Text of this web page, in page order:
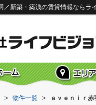
／新築・築浅の賃貸情報ならラ
> 物件一覧 > ａｖｅｎｉｒ赤